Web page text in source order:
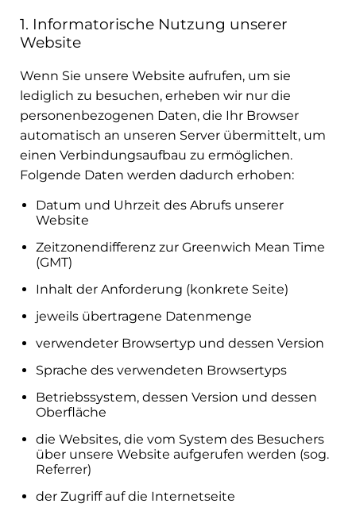
1. Informatorische Nutzung unserer
Website
Wenn Sie unsere Website aufrufen, um sie
lediglich zu besuchen, erheben wir nur die
personenbezogenen Daten, die Ihr Browser
automatisch an unseren Server übermittelt, um
einen Verbindungsaufbau zu ermöglichen.
Folgende Daten werden dadurch erhoben:
Datum und Uhrzeit des Abrufs unserer
Website
Zeitzonendifferenz zur Greenwich Mean Time
(GMT)
Inhalt der Anforderung (konkrete Seite)
jeweils übertragene Datenmenge
verwendeter Browsertyp und dessen Version
Sprache des verwendeten Browsertyps
Betriebssystem, dessen Version und dessen
Oberfläche
die Websites, die vom System des Besuchers
über unsere Website aufgerufen werden (sog.
Referrer)
der Zugriff auf die Internetseite